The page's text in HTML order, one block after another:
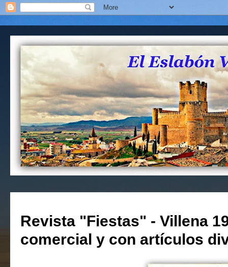
Revista "Fiestas" - Villena
comercial y con artículos